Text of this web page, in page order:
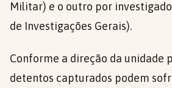
Militar) e o outro por
de Investigações Gerais).
Conforme a direção da unidade
detentos capturados podem